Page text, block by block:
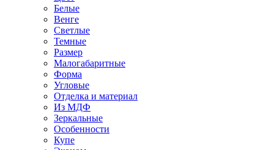
Белые
Венге
Светлые
Темные
Размер
Малогабаритные
Форма
Угловые
Отделка и материал
Из МДФ
Зеркальные
Особенности
Купе